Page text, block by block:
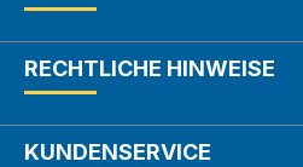
RECHTLICHE HINWEISE
KUNDENSERVICE